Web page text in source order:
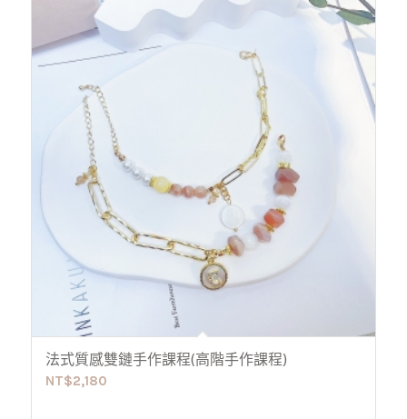
法式質感雙鏈手作課程(高階手作課程)
NT$2,180